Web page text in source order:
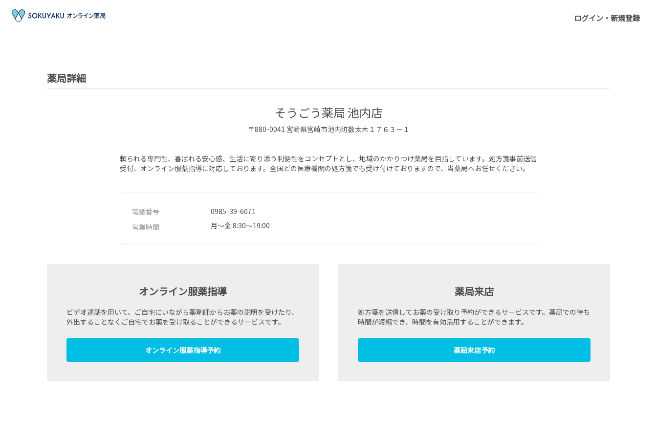
ログイン・新規登録
薬局詳細
そうごう薬局 池内店
〒880-0041 宮崎県宮崎市池内町数太木１７６３－１
頼られる専門性、喜ばれる安心感、生活に寄り添う利便性をコンセプトとし、地域のかかりつけ薬局を目指しています。処方箋事前送信
受付、オンライン服薬指導に対応しております。全国どの医療機関の処方箋でも受け付けておりますので、当薬局へお任せください。
電話番号
0985-39-6071
営業時間
月～金:8:30～19:00
オンライン服薬指導
ビデオ通話を用いて、ご自宅にいながら薬剤師からお薬の説明を受けたり、
外出することなくご自宅でお薬を受け取ることができるサービスです。
オンライン服薬指導予約
薬局来店
処方箋を送信してお薬の受け取り予約ができるサービスです。薬局での待ち
時間が短縮でき、時間を有効活用することができます。
薬局来店予約